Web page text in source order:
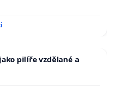
pilíře vzdělané a